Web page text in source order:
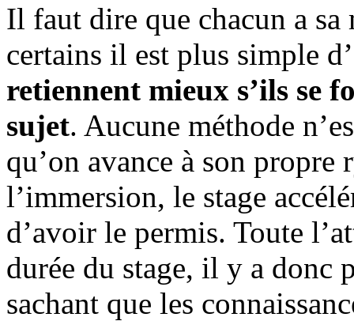
Il faut dire que chacun a sa
certains il est plus simple
retiennent mieux s’ils se
sujet. Aucune méthode
qu’on avance à son
l’immersion, le stage
d’avoir le permis. Toute
durée du stage, il y a donc
sachant que les